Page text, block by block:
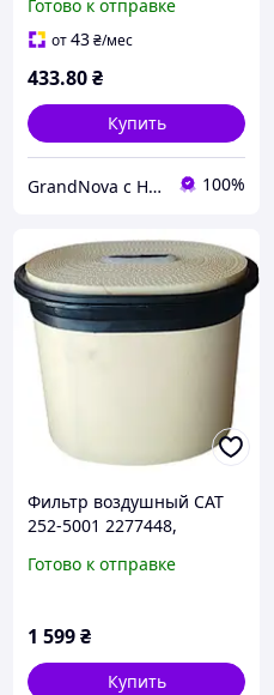
(основной см. CH 1411)
(AGRO) CH 0018 P124866
Готово к отправке
от43₴/мес
433.80₴
Купить
GrandNova с НДС 100%
Фильтр воздушный CAT
252-5001 2277448,
P608766, CP23210,
Готово к отправке
1 599₴
Купить